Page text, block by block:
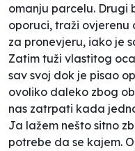
omanju parcelu. Drugi
oporuci, traži
za pronevjeru, iako je
Zatim tuži vlastitog
sav svoj dok je pisao
ovoliko daleko zbog
nas zatrpati kada
Ja lažem nešto sitno
potrebe da se kajem.